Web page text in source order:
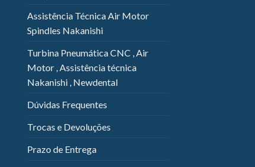
Assistência Técnica Air Motor
Spindles Nakanishi
Turbina Pneumática CNC , Air
Motor , Assistência técnica
Nakanishi , Newdental
Dúvidas Frequentes
Trocas e Devoluções
Prazo de Entrega